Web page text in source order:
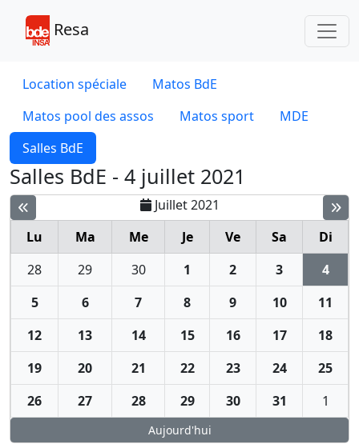
Resa
Location spéciale
Matos BdE
Matos pool des assos
Matos sport
MDE
Salles BdE
Salles BdE - 4 juillet 2021
Juillet 2021
Lu
Ma Me Je Ve Sa
Di
28
29 30 1 2 3
4
5
6 7 8 9 10
11
12
13 14 15 16 17
18
19
20 21 22 23 24
25
26
27 28 29 30 31 1
Aujourd'hui